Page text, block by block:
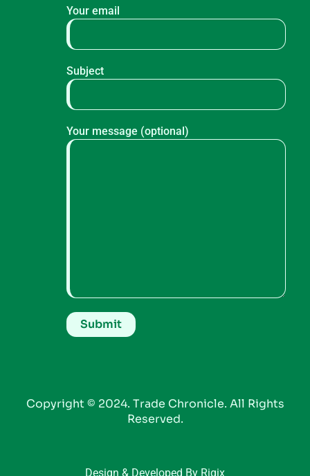
Your email
Subject
Your message (optional)
Copyright © 2024. Trade Chronicle. All Rights
Reserved.
Design & Developed By Riqix